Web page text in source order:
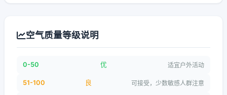
空气质量等级说明
0-50 优 适宜户外活动
51-100 良 可接受，少数敏感人群注意